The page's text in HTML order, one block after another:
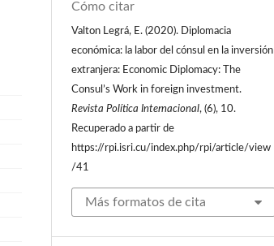
Cómo citar
Valton Legrá, E. (2020). Diplomacia
económica: la labor del cónsul en la inversión
extranjera: Economic Diplomacy: The
Consul’s Work in foreign investment.
Revista Política Internacional, (6), 10.
Recuperado a partir de
https://rpi.isri.cu/index.php/rpi/article/view
/41
Más formatos de cita